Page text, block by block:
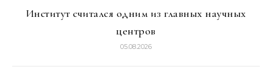
Институт считался одним из главных научных
центров
05.08.2026